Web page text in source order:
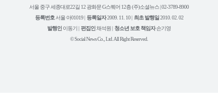
스
북
타
그
램
트
리
유
튜
서울 중구 세종대로22길 12 광화문 G스퀘어 12층 (주)소셜뉴스 | 02-3789-8900
등록번호 서울 아01019 | 등록일자2009. 11. 10 | 최초 발행일2010. 02. 02
발행인 이동기 | 편집인채석원 | 청소년 보호 책임자손기영
© Social News Co., Ltd. All Right Reserved.